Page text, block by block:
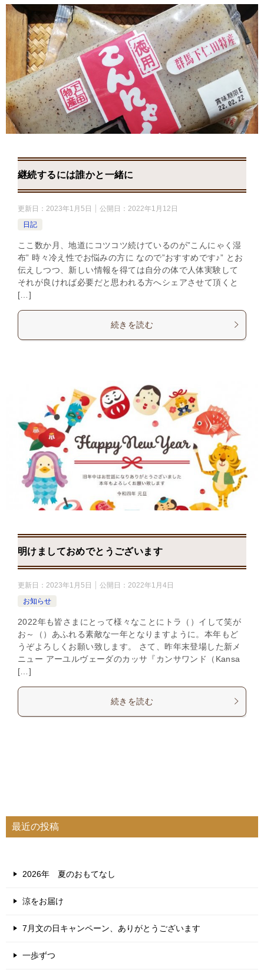
継続するには誰かと一緒に
更新日： 2023年1月5日 公開日： 2022年1月12日
日記
ここ数か月、地道にコツコツ続けているのが”こんにゃく湿
布” 時々冷え性でお悩みの方に なので”おすすめです♪” とお
伝えしつつ、新しい情報を得ては自分の体で人体実験して
それが良ければ必要だと思われる方へシェアさせて頂くと
[…]
続きを読む
明けましておめでとうございます
更新日： 2023年1月5日 公開日： 2022年1月4日
お知らせ
2022年も皆さまにとって様々なことにトラ（）イして笑が
お～（）あふれる素敵な一年となりますように。本年もど
うぞよろしくお願い致します。 さて、昨年末登場した新メ
ニュー アーユルヴェーダのカッサ『カンサワンド（Kansa
[…]
続きを読む
最近の投稿
2026年 夏のおもてなし
涼をお届け
7月文の日キャンペーン、ありがとうございます
一歩ずつ